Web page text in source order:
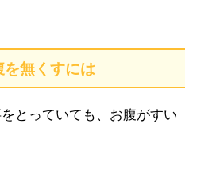
を無くすには
とっていても、お腹がすい